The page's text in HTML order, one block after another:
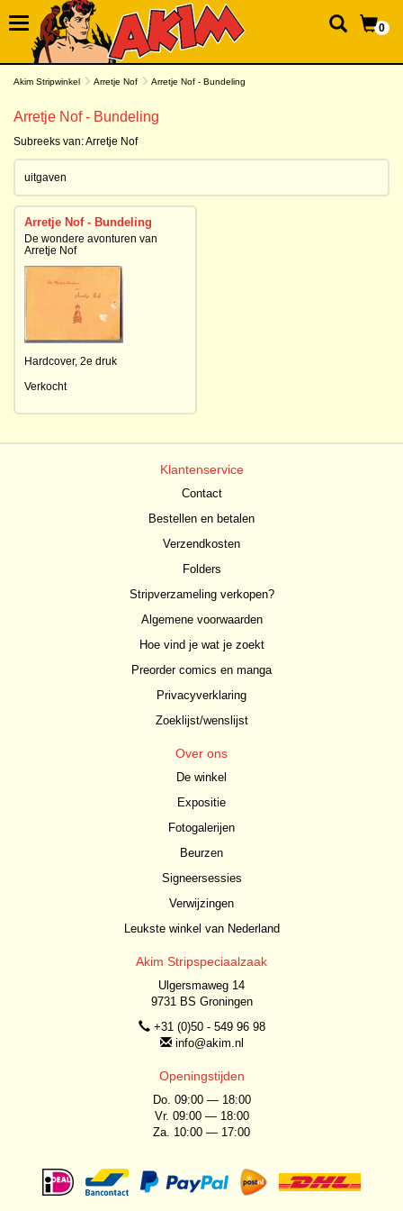
0
Akim Stripwinkel Arretje Nof Arretje Nof - Bundeling
Arretje Nof - Bundeling
Subreeks van:Arretje Nof
uitgaven
Arretje Nof - Bundeling
De wondere avonturen van
Arretje Nof
Hardcover, 2e druk
Verkocht
Klantenservice
Contact
Bestellen en betalen
Verzendkosten
Folders
Stripverzameling verkopen?
Algemene voorwaarden
Hoe vind je wat je zoekt
Preorder comics en manga
Privacyverklaring
Zoeklijst/wenslijst
Over ons
De winkel
Expositie
Fotogalerijen
Beurzen
Signeersessies
Verwijzingen
Leukste winkel van Nederland
Akim Stripspeciaalzaak
Ulgersmaweg 14
9731 BS Groningen
+31 (0)50 - 549 96 98
info@akim.nl
Openingstijden
Do. 09:00 — 18:00
Vr. 09:00 — 18:00
Za. 10:00 — 17:00